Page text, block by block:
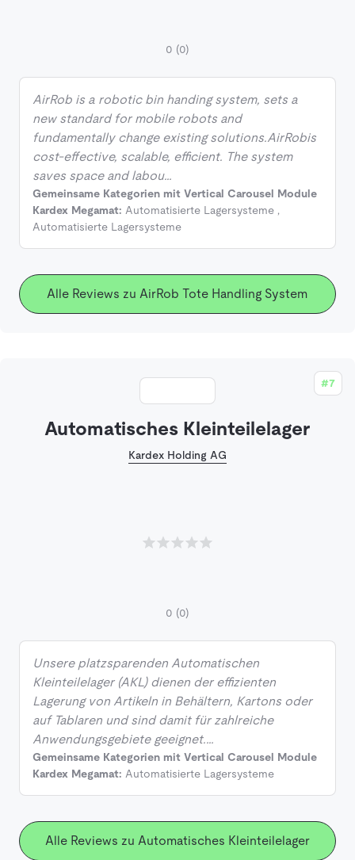
0 (0)
AirRob is a robotic bin handing system, sets a
new standard for mobile robots and
fundamentally change existing solutions.AirRobis
cost-effective, scalable, efficient. The system
saves space and labou…
Gemeinsame Kategorien mit Vertical Carousel Module
Kardex Megamat: Automatisierte Lagersysteme ,
Automatisierte Lagersysteme
Alle Reviews zu AirRob Tote Handling System
#7
Automatisches Kleinteilelager
Kardex Holding AG
0 (0)
Unsere platzsparenden Automatischen
Kleinteilelager (AKL) dienen der effizienten
Lagerung von Artikeln in Behältern, Kartons oder
auf Tablaren und sind damit für zahlreiche
Anwendungsgebiete geeignet.…
Gemeinsame Kategorien mit Vertical Carousel Module
Kardex Megamat: Automatisierte Lagersysteme
Alle Reviews zu Automatisches Kleinteilelager